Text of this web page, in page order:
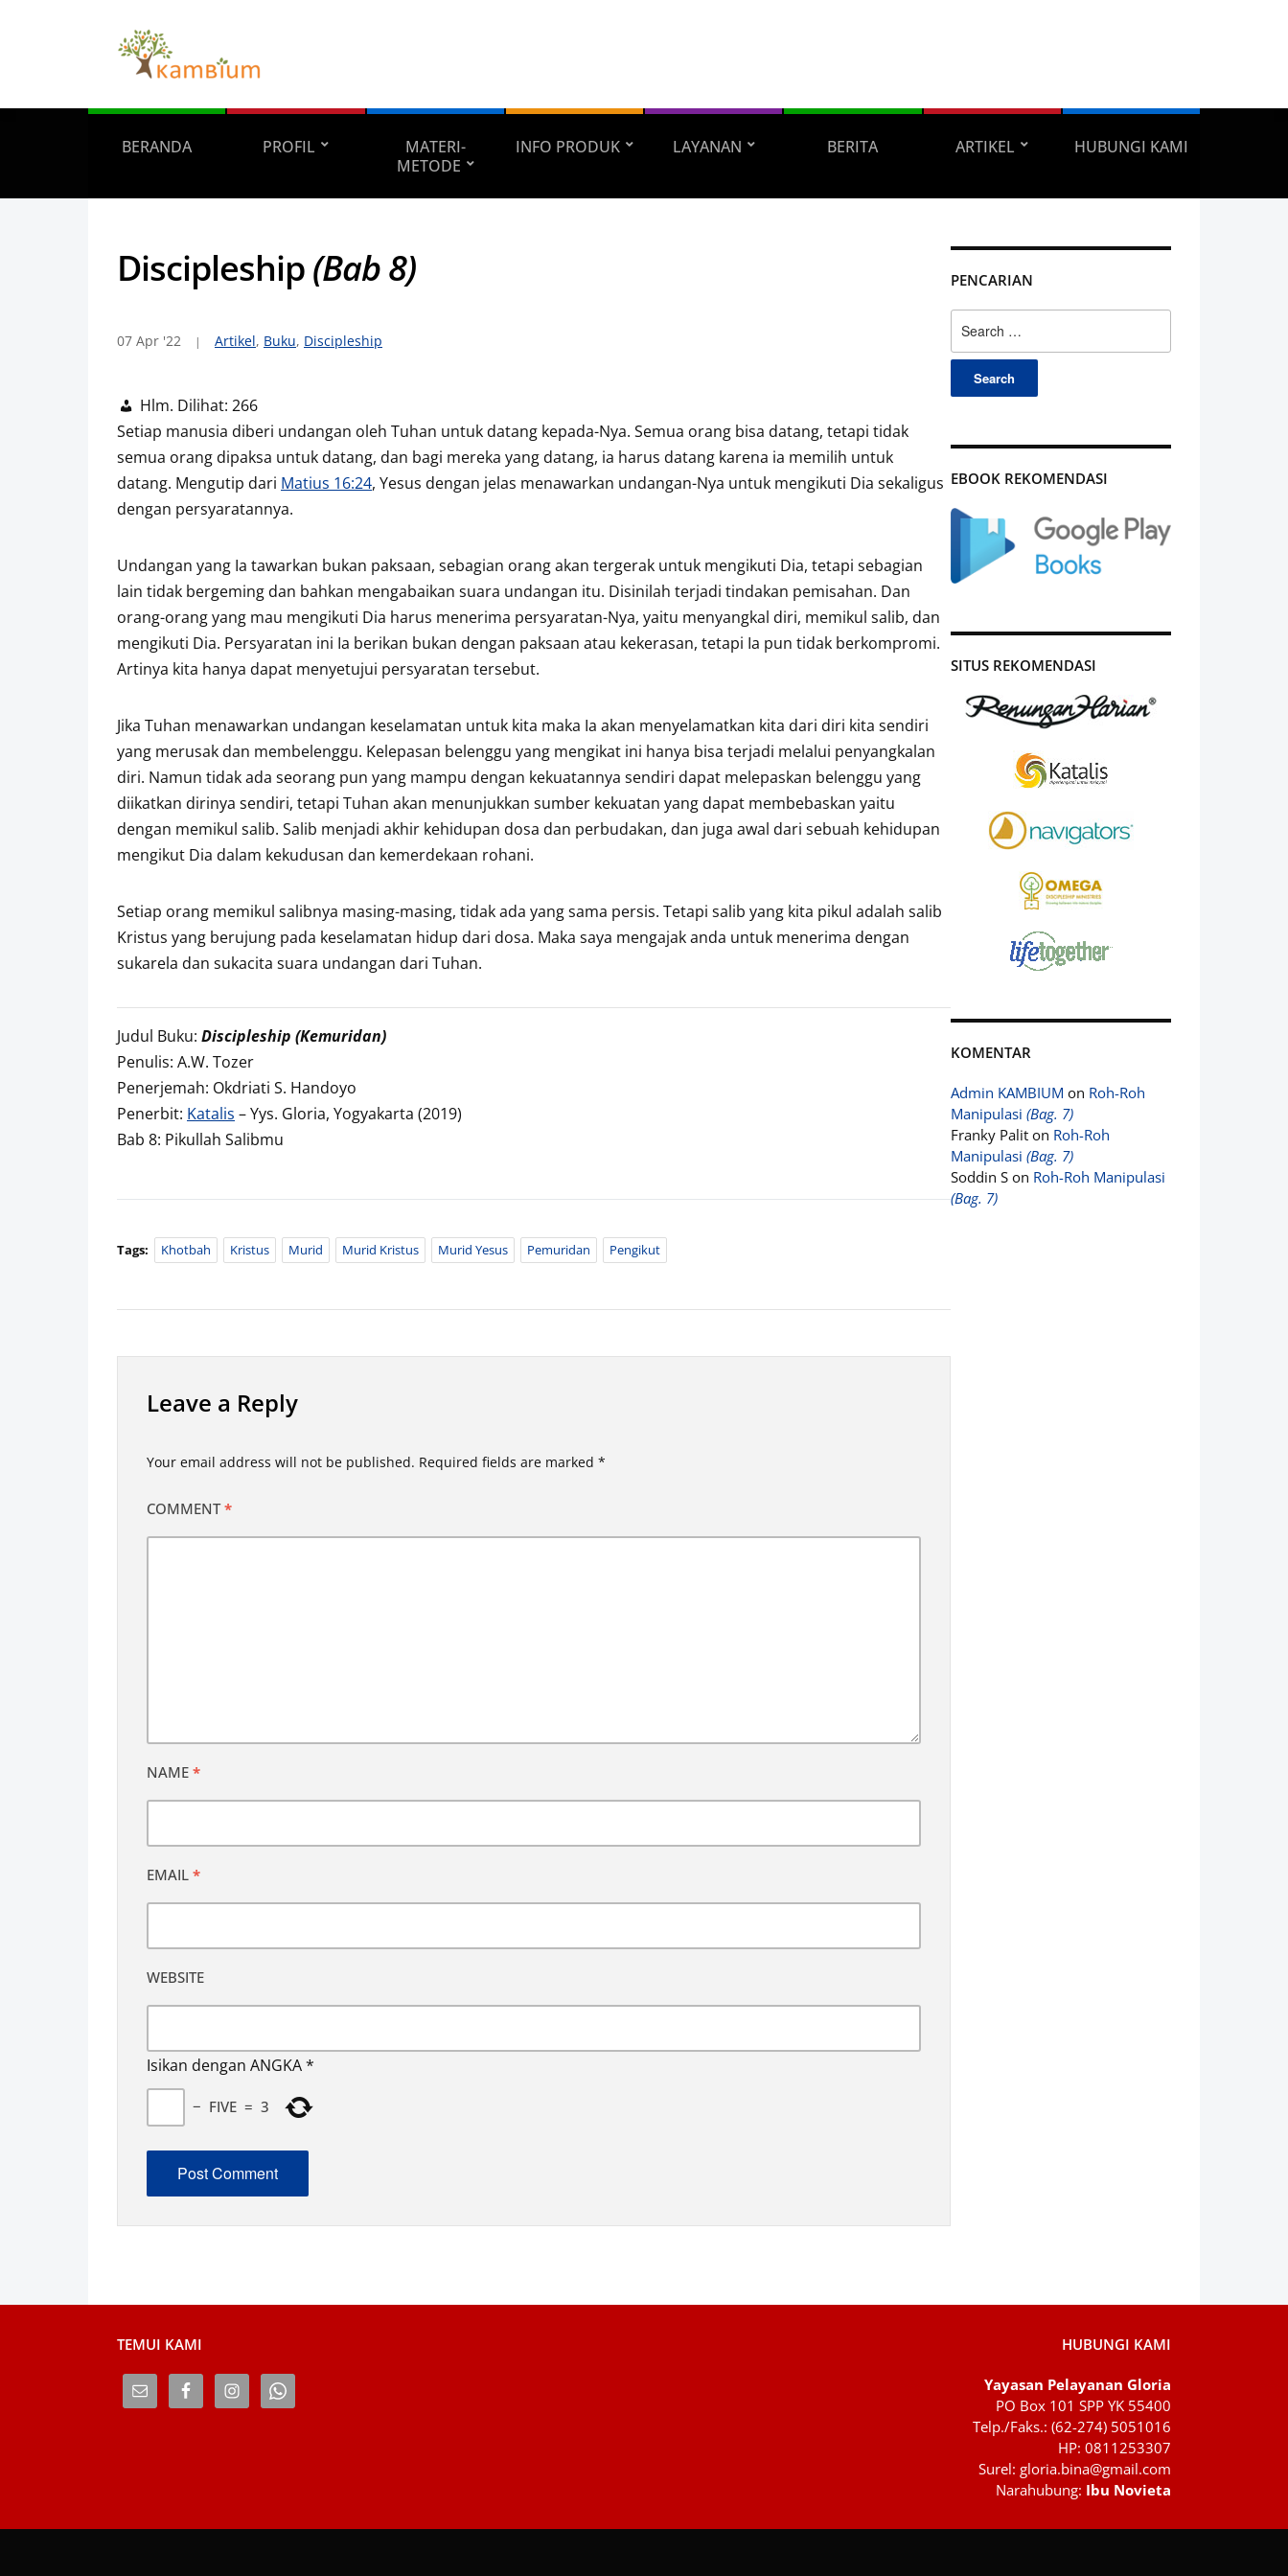
BERANDA PROFIL
MATERI-
METODE
INFO PRODUK LAYANAN BERITA ARTIKEL HUBUNGI KAMI
Discipleship(Bab 8)
07 Apr '22 Artikel, Buku, Discipleship
Hlm. Dilihat: 266
Setiap manusia diberi undangan oleh Tuhan untuk datang kepada-Nya. Semua orang bisa datang, tetapi tidak
semua orang dipaksa untuk datang, dan bagi mereka yang datang, ia harus datang karena ia memilih untuk
datang. Mengutip dari Matius 16:24, Yesus dengan jelas menawarkan undangan-Nya untuk mengikuti Dia sekaligus
dengan persyaratannya.
Undangan yang Ia tawarkan bukan paksaan, sebagian orang akan tergerak untuk mengikuti Dia, tetapi sebagian
lain tidak bergeming dan bahkan mengabaikan suara undangan itu. Disinilah terjadi tindakan pemisahan. Dan
orang-orang yang mau mengikuti Dia harus menerima persyaratan-Nya, yaitu menyangkal diri, memikul salib, dan
mengikuti Dia. Persyaratan ini Ia berikan bukan dengan paksaan atau kekerasan, tetapi Ia pun tidak berkompromi.
Artinya kita hanya dapat menyetujui persyaratan tersebut.
Jika Tuhan menawarkan undangan keselamatan untuk kita maka Ia akan menyelamatkan kita dari diri kita sendiri
yang merusak dan membelenggu. Kelepasan belenggu yang mengikat ini hanya bisa terjadi melalui penyangkalan
diri. Namun tidak ada seorang pun yang mampu dengan kekuatannya sendiri dapat melepaskan belenggu yang
diikatkan dirinya sendiri, tetapi Tuhan akan menunjukkan sumber kekuatan yang dapat membebaskan yaitu
dengan memikul salib. Salib menjadi akhir kehidupan dosa dan perbudakan, dan juga awal dari sebuah kehidupan
mengikut Dia dalam kekudusan dan kemerdekaan rohani.
Setiap orang memikul salibnya masing-masing, tidak ada yang sama persis. Tetapi salib yang kita pikul adalah salib
Kristus yang berujung pada keselamatan hidup dari dosa. Maka saya mengajak anda untuk menerima dengan
sukarela dan sukacita suara undangan dari Tuhan.
Judul Buku: Discipleship (Kemuridan)
Penulis: A.W. Tozer
Penerjemah: Okdriati S. Handoyo
Penerbit: Katalis – Yys. Gloria, Yogyakarta (2019)
Bab 8: Pikullah Salibmu
Tags: Khotbah Kristus Murid Murid Kristus Murid Yesus Pemuridan Pengikut
Leave a Reply
Your email address will not be published. Required fields are marked *
COMMENT*
NAME *
EMAIL *
WEBSITE
Isikan dengan ANGKA*
− FIVE = 3
PENCARIAN
for:
EBOOK REKOMENDASI
SITUS REKOMENDASI
KOMENTAR
Admin KAMBIUM on Roh-Roh
Manipulasi (Bag. 7)
Franky Palit on Roh-Roh
Manipulasi (Bag. 7)
Soddin S on Roh-Roh Manipulasi
(Bag. 7)
TEMUI KAMI HUBUNGI KAMI
Yayasan Pelayanan Gloria
PO Box 101 SPP YK 55400
Telp./Faks.: (62-274) 5051016
HP: 0811253307
Surel: gloria.bina@gmail.com
Narahubung: Ibu Novieta